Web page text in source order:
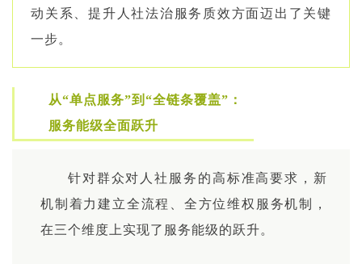
动关系、提升人社法治服务质效方面迈出了关键
一步。
从“单点服务”到“全链条覆盖”：
服务能级全面跃升
针对群众对人社服务的高标准高要求，新
机制着力建立全流程、全方位维权 服务机制，
在三个维度上实现了服务能级的跃升。